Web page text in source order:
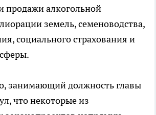
продажи алкогольной
земель, семеноводства,
социального страхования и
занимающий должность главы
что некоторые из